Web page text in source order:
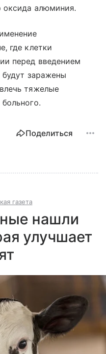
оксида алюминия.
где клетки
перед введением
будут заражены
тяжелые
Поделиться
газета
нашли
улучшает